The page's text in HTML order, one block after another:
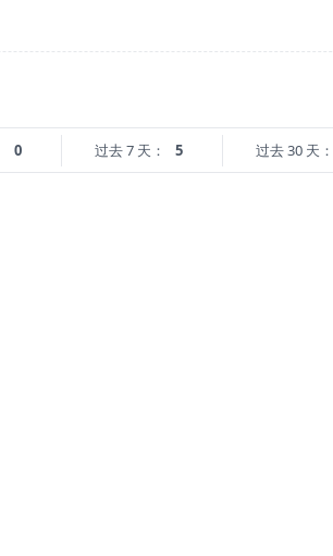
0 过去 7 天： 5 过去 30 天：